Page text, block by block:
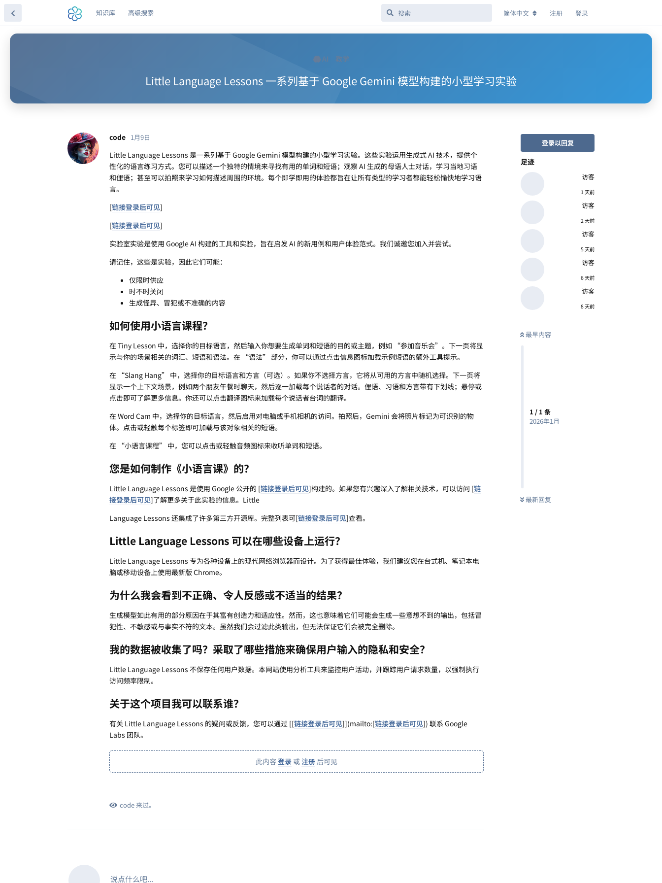
知识库 高级搜索 简体中文 注册 登录
AI 教学
Little Language Lessons 一系列基于 Google Gemini 模型构建的小型学习实验
登录以回复
足迹
访客
1 天前
访客
2 天前
访客
5 天前
访客
6 天前
访客
8 天前
最早内容
1 / 1 条
2026年1月
最新回复
code 1月9日
Little Language Lessons 是一系列基于 Google Gemini 模型构建的小型学习实验。这些实验运用生成式 AI 技术，提供个
性化的语言练习方式。您可以描述一个独特的情境来寻找有用的单词和短语；观察 AI 生成的母语人士对话，学习当地习语
和俚语；甚至可以拍照来学习如何描述周围的环境。每个即学即用的体验都旨在让所有类型的学习者都能轻松愉快地学习语
言。
[链接登录后可见]
[链接登录后可见]
实验室实验是使用 Google AI 构建的工具和实验，旨在启发 AI 的新用例和用户体验范式。我们诚邀您加入并尝试。
请记住，这些是实验，因此它们可能：
仅限时供应
时不时关闭
生成怪异、冒犯或不准确的内容
如何使用小语言课程？
在 Tiny Lesson 中，选择你的目标语言，然后输入你想要生成单词和短语的目的或主题，例如 “参加音乐会”。下一页将显
示与你的场景相关的词汇、短语和语法。在 “语法” 部分，你可以通过点击信息图标加载示例短语的额外工具提示。
在 “Slang Hang” 中，选择你的目标语言和方言（可选）。如果你不选择方言，它将从可用的方言中随机选择。下一页将
显示一个上下文场景，例如两个朋友午餐时聊天，然后逐一加载每个说话者的对话。俚语、习语和方言带有下划线；悬停或
点击即可了解更多信息。你还可以点击翻译图标来加载每个说话者台词的翻译。
在 Word Cam 中，选择你的目标语言，然后启用对电脑或手机相机的访问。拍照后，Gemini 会将照片标记为可识别的物
体。点击或轻触每个标签即可加载与该对象相关的短语。
在 “小语言课程” 中，您可以点击或轻触音频图标来收听单词和短语。
您是如何制作《小语言课》的？
Little Language Lessons 是使用 Google 公开的 [链接登录后可见]构建的。如果您有兴趣深入了解相关技术，可以访问 [链
接登录后可见]了解更多关于此实验的信息。Little
Language Lessons 还集成了许多第三方开源库。完整列表可[链接登录后可见]查看。
Little Language Lessons 可以在哪些设备上运行？
Little Language Lessons 专为各种设备上的现代网络浏览器而设计。为了获得最佳体验，我们建议您在台式机、笔记本电
脑或移动设备上使用最新版 Chrome。
为什么我会看到不正确、令人反感或不适当的结果？
生成模型如此有用的部分原因在于其富有创造力和适应性。然而，这也意味着它们可能会生成一些意想不到的输出，包括冒
犯性、不敏感或与事实不符的文本。虽然我们会过滤此类输出，但无法保证它们会被完全删除。
我的数据被收集了吗？采取了哪些措施来确保用户输入的隐私和安全？
Little Language Lessons 不保存任何用户数据。本网站使用分析工具来监控用户活动，并跟踪用户请求数量，以强制执行
访问频率限制。
关于这个项目我可以联系谁？
有关 Little Language Lessons 的疑问或反馈，您可以通过 [[链接登录后可见]](mailto:[链接登录后可见]) 联系 Google
Labs 团队。
此内容 登录 或注册 后可见
code来过。
说点什么吧...